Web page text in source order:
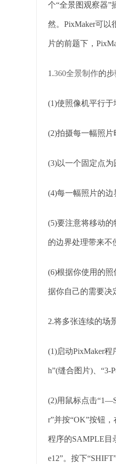
个“全景图观察器”
然。PixMaker可以
片的前题下，
1.360全景制作的步
(1)使照像机平行于
(2)拍摄每一幅照片
(3)以一个固定点为
(4)每一幅照片的边
(5)要注意将移动
的边界处理带来不
(6)根据你使用的
据你自己的需要决
2.将多张连续的场
(1)启动PixMaker
h”(缝合图片)、“3-
(2)用鼠标点击
r”并按“OK”按钮
程序的SAMPLE目
e12”。按下